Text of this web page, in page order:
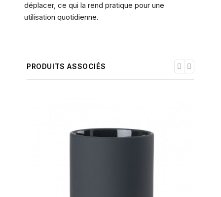
déplacer, ce qui la rend pratique pour une
utilisation quotidienne.
PRODUITS ASSOCIÉS